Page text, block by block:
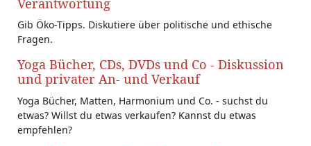
Verantwortung
Gib Öko-Tipps. Diskutiere über politische und ethische
Fragen.
Yoga Bücher, CDs, DVDs und Co - Diskussion
und privater An- und Verkauf
Yoga Bücher, Matten, Harmonium und Co. - suchst du
etwas? Willst du etwas verkaufen? Kannst du etwas
empfehlen?